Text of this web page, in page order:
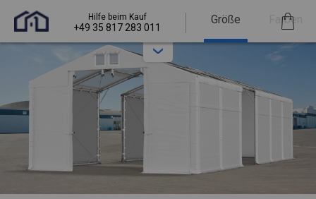
Hilfe beim Kauf
+49 35 817 283 011
Größe Farben